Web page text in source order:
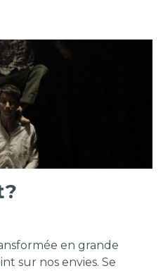
en grande
sur nos envies. Se